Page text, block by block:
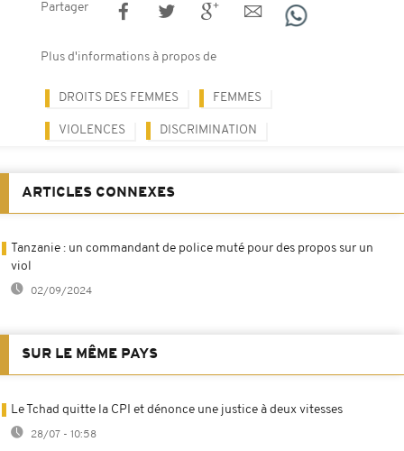
Partager
Plus d'informations à propos de
DROITS DES FEMMES FEMMES
VIOLENCES DISCRIMINATION
ARTICLES CONNEXES
Tanzanie : un commandant de police muté pour des propos sur un
viol
02/09/2024
SUR LE MÊME PAYS
Le Tchad quitte la CPI et dénonce une justice à deux vitesses
28/07 - 10:58